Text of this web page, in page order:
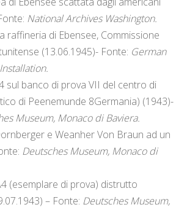
National Archives Washington.
raffineria di Ebensee, Commissione
(13.06.1945)- Fonte: German
sul banco di prova VII del centro di
di Peenemunde 8Germania) (1943)-
Museum, Monaco di Baviera.
e Weanher Von Braun ad un
Deutsches Museum, Monaco di
(esemplare di prova) distrutto
– Fonte: Deutsches Museum,